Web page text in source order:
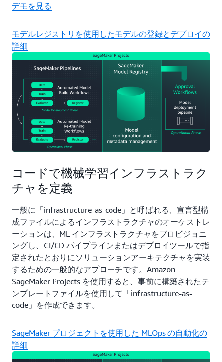
デモを見る
モデルレジストリを使用したモデルの登録とデプロイの
詳細
コードで機械学習インフラストラク
チャを定義
一般に「infrastructure-as-code」と呼ばれる、宣言型構
成ファイルによるインフラストラクチャのオーケストレ
ーションは、ML インフラストラクチャをプロビジョニ
ングし、CI/CD パイプラインまたはデプロイツールで指
定されたとおりにソリューションアーキテクチャを実装
するための一般的なアプローチです。Amazon
SageMaker Projects を使用すると、事前に構築されたテ
ンプレートファイルを使用して「infrastructure-as-
code」を作成できます。
SageMaker プロジェクトを使用した MLOps の自動化の
詳細